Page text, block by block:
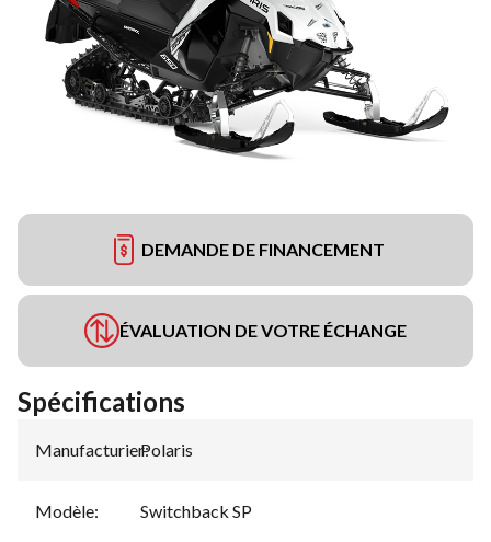
DEMANDE DE FINANCEMENT
ÉVALUATION DE VOTRE ÉCHANGE
Spécifications
Manufacturier:
Polaris
Modèle: Switchback SP